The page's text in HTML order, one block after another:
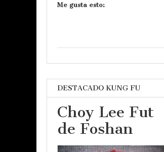
Me gusta esto:
DESTACADO KUNG FU
Choy Lee Fut
de Foshan